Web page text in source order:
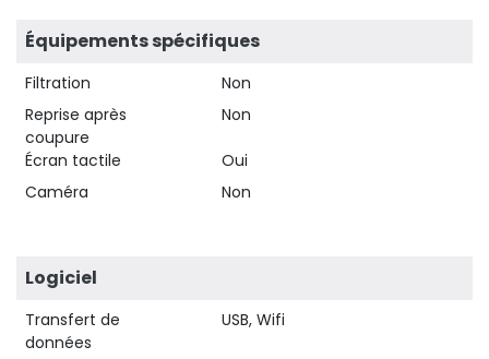
Équipements spécifiques
Filtration
Non
Reprise après
coupure
Non
Écran tactile
Oui
Caméra
Non
Logiciel
Transfert de
données
USB, Wifi